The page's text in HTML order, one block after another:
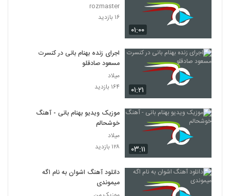
۰۱:۰۰
rozmaster
۱۶ بازدید
۰۱:۲۱
اجرای زنده بهنام بانی در کنسرت
مسعود صادقلو
میلاد
۱۶۴ بازدید
۰۳:۱۱
موزیک ویدیو بهنام بانی - آهنگ
خوشحالم
میلاد
۱۲۸ بازدید
دانلود آهنگ اشوان به نام اگه
میموندی